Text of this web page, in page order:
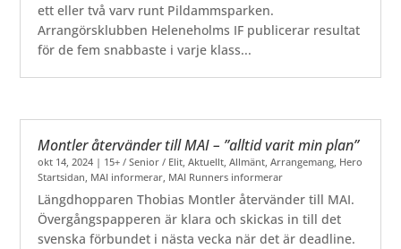
ett eller två varv runt Pildammsparken.
Arrangörsklubben Heleneholms IF publicerar resultat
för de fem snabbaste i varje klass...
Montler återvänder till MAI – ”alltid varit min plan”
okt 14, 2024 | 15+ / Senior / Elit,Aktuellt,Allmänt,Arrangemang, Hero
Startsidan, MAI informerar, MAI Runners informerar
Längdhopparen Thobias Montler återvänder till MAI.
Övergångspapperen är klara och skickas in till det
svenska förbundet i nästa vecka när det är deadline.